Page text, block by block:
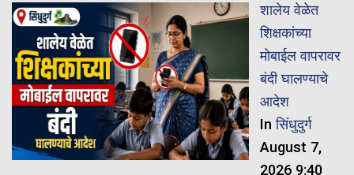
शालेय वेळेत
शिक्षकांच्या
मोबाईल वापरावर
बंदी घालण्याचे
आदेश
Inसिंधुदुर्ग
August 7,
2026 9:40